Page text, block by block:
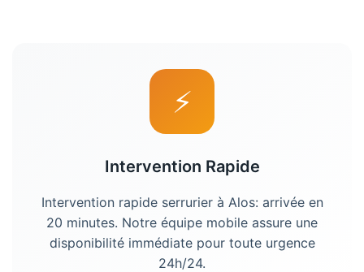
⚡
Intervention Rapide
Intervention rapide serrurier à Alos: arrivée en
20 minutes. Notre équipe mobile assure une
disponibilité immédiate pour toute urgence
24h/24.